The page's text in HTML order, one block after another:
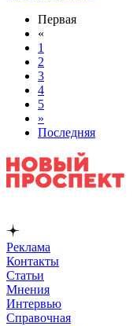
Первая
«
1
2
3
4
5
»
Последняя
Реклама
Контакты
Статьи
Мнения
Интервью
Справочная